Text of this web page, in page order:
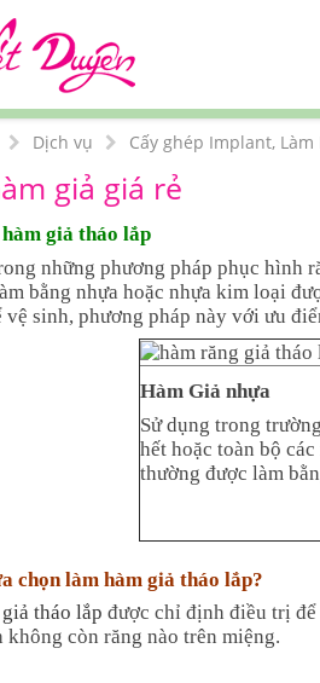
Dịch vụ Cấy ghép Implant, Làm
giả giá rẻ
giả tháo lắp
những phương pháp phục hình
bằng nhựa hoặc nhựa kim loại
vệ sinh, phương pháp này với ưu
Hàm Giả nhựa
Sử dụng trong
hết hoặc toàn bộ
thường được làm
chọn làm hàm giả tháo lắp?
tháo lắp được chỉ định điều trị
không còn răng nào trên miệng.